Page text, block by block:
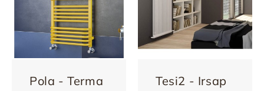
Pola - Terma Tesi2 - Irsap